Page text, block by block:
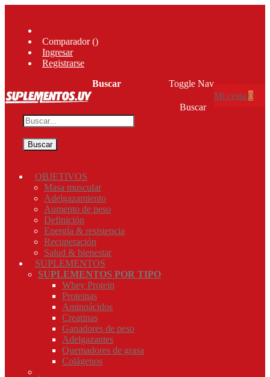
Comparador ()
Ingresar
Registrarse
Mi cesta 0
Toggle Nav
Buscar
Buscar
Buscar
OBJETIVOS
Masa muscular
Adelgazamiento
Aumento de peso
Definición
Energía & resistencia
Recuperación
Salud & bienestar
SUPLEMENTOS
SUPLEMENTOS POR TIPO
Whey Protein
Proteinas
Aminoácidos
Creatinas
Ganadores de peso
Adelgazantes
Quemadores de grasa
Colágenos